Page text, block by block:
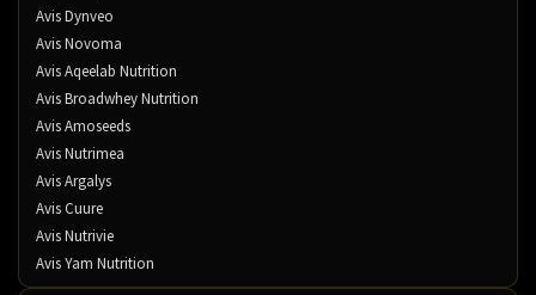
Avis Dynveo
Avis Novoma
Avis Aqeelab Nutrition
Avis Broadwhey Nutrition
Avis Amoseeds
Avis Nutrimea
Avis Argalys
Avis Cuure
Avis Nutrivie
Avis Yam Nutrition